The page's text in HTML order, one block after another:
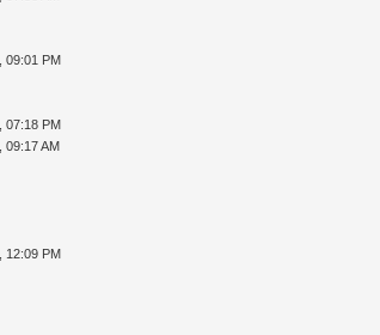
09:01 PM
07:18 PM
09:17 AM
12:09 PM